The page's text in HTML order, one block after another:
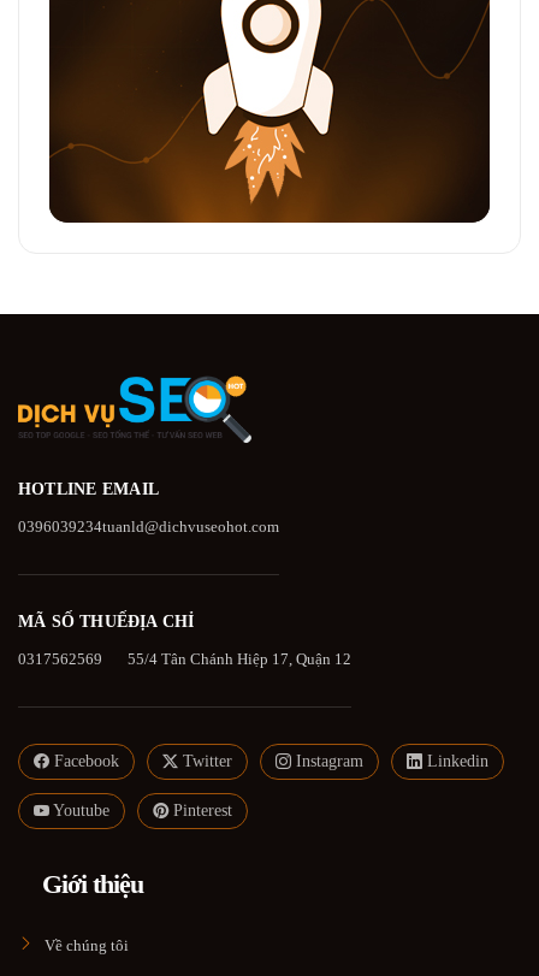
HOTLINE
0396039234
EMAIL
tuanld@dichvuseohot.com
MÃ SỐ THUẾ
0317562569
ĐỊA CHỈ
55/4 Tân Chánh Hiệp 17, Quận 12
Facebook Twitter Instagram Linkedin
Youtube Pinterest
Giới thiệu
Về chúng tôi